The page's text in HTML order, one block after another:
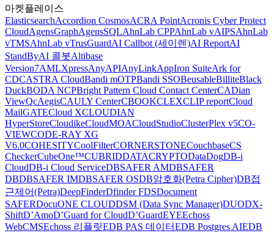
마켓플레이스
ElasticsearchAccordion CosmosACRA PointAcronis Cyber Protect
CloudAgensGraphAgensSQLAhnLab CPPAhnLab vAIPSAhnLab
vTMSAhnLab vTrusGuardAI Callbot (세이렌)AI ReportAI
StandByAI 콜봇Altibase
Version7AMLXpressAnyAPIAnyLinkAppIron SuiteArk for
CDCASTRA CloudBandi mOTPBandi SSOBeusableBilliteBlack
DuckBODA NCPBright Pattern Cloud Contact CenterCADian
ViewQcAegisCAULY CenterCBOOKCLEXCLIP reportCloud
MailGATECloud XCLOUDIAN
HyperStoreCloudikeCloudMOACloudStudioClusterPlex v5CO-
VIEWCODE-RAY XG
V6.0COHESITYCoolFilterCORNERSTONECouchbaseCS
CheckerCubeOne™CUBRIDDATACRYPTODataDogDB-i
CloudDB-i Cloud ServiceDBSAFER AMDBSAFER
DBDBSAFER IMDBSAFER OSDB암호화(Petra Cipher)DB접
근제어(Petra)DeepFinderDfinder FDSDocument
SAFERDocuONE CLOUDDSM (Data Sync Manager)DUODX-
ShiftD’AmoD’Guard for CloudD’GuardEYEEchoss
WebCMSEchoss 리플릿EDB PAS 데이터EDB Postgres AIEDB